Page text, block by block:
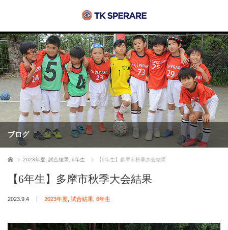
ブログ
ホーム 2023年度 試合結果 6年生 【6年生】多摩市秋季大会結果
【6年生】多摩市秋季大会結果
2023.9.4 2023年度 試合結果 6年生